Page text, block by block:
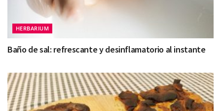
HERBARIUM
Baño de sal: refrescante y desinflamatorio al instante